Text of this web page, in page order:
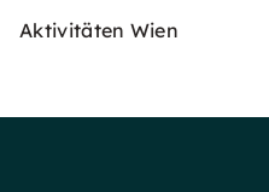
Aktivitäten Wien